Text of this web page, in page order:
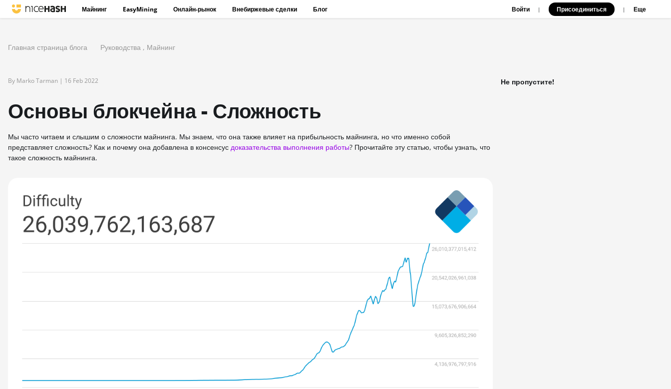
Майнинг EasyMining Онлайн-рынок Внебиржевые сделки Блог Войти | Присоединиться | Еще
Главная страница блога Руководства , Майнинг
By Marko Tarman | 16 Feb 2022
Основы блокчейна - Сложность
Мы часто читаем и слышим о сложности майнинга. Мы знаем, что она также влияет на прибыльность майнинга, но что именно собой
представляет сложность? Как и почему она добавлена в консенсус доказательства выполнения работы? Прочитайте эту статью, чтобы узнать, что
такое сложность майнинга.
Не пропустите!